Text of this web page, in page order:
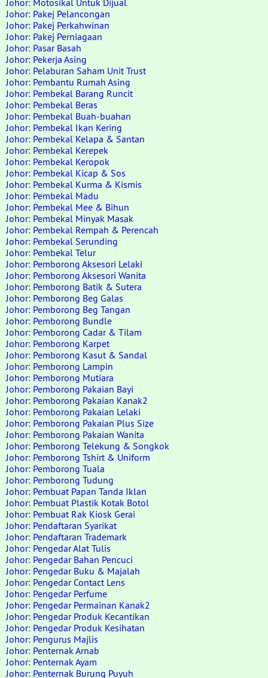
Johor: Motosikal Untuk Dijual
Johor: Pakej Pelancongan
Johor: Pakej Perkahwinan
Johor: Pakej Perniagaan
Johor: Pasar Basah
Johor: Pekerja Asing
Johor: Pelaburan Saham Unit Trust
Johor: Pembantu Rumah Asing
Johor: Pembekal Barang Runcit
Johor: Pembekal Beras
Johor: Pembekal Buah-buahan
Johor: Pembekal Ikan Kering
Johor: Pembekal Kelapa & Santan
Johor: Pembekal Kerepek
Johor: Pembekal Keropok
Johor: Pembekal Kicap & Sos
Johor: Pembekal Kurma & Kismis
Johor: Pembekal Madu
Johor: Pembekal Mee & Bihun
Johor: Pembekal Minyak Masak
Johor: Pembekal Rempah & Perencah
Johor: Pembekal Serunding
Johor: Pembekal Telur
Johor: Pemborong Aksesori Lelaki
Johor: Pemborong Aksesori Wanita
Johor: Pemborong Batik & Sutera
Johor: Pemborong Beg Galas
Johor: Pemborong Beg Tangan
Johor: Pemborong Bundle
Johor: Pemborong Cadar & Tilam
Johor: Pemborong Karpet
Johor: Pemborong Kasut & Sandal
Johor: Pemborong Lampin
Johor: Pemborong Mutiara
Johor: Pemborong Pakaian Bayi
Johor: Pemborong Pakaian Kanak2
Johor: Pemborong Pakaian Lelaki
Johor: Pemborong Pakaian Plus Size
Johor: Pemborong Pakaian Wanita
Johor: Pemborong Telekung & Songkok
Johor: Pemborong Tshirt & Uniform
Johor: Pemborong Tuala
Johor: Pemborong Tudung
Johor: Pembuat Papan Tanda Iklan
Johor: Pembuat Plastik Kotak Botol
Johor: Pembuat Rak Kiosk Gerai
Johor: Pendaftaran Syarikat
Johor: Pendaftaran Trademark
Johor: Pengedar Alat Tulis
Johor: Pengedar Bahan Pencuci
Johor: Pengedar Buku & Majalah
Johor: Pengedar Contact Lens
Johor: Pengedar Perfume
Johor: Pengedar Permainan Kanak2
Johor: Pengedar Produk Kecantikan
Johor: Pengedar Produk Kesihatan
Johor: Pengurus Majlis
Johor: Penternak Arnab
Johor: Penternak Ayam
Johor: Penternak Burung Puyuh